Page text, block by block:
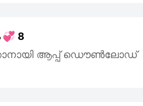
8
ആപ്പ് ഡൌൺലോഡ്